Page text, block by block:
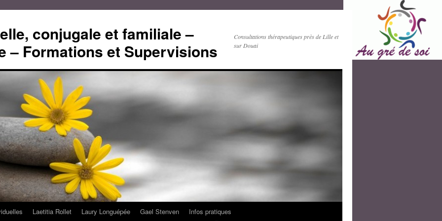
conjugale et familiale –
– Formations et Supervisions
Consultations thérapeutiques près de Lille et
sur Douai
Laetitia Rollet Laury Longuépée Gael Stenven
Infos pratiques